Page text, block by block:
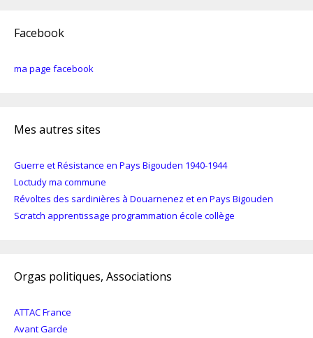
Facebook
ma page facebook
Mes autres sites
Guerre et Résistance en Pays Bigouden 1940-1944
Loctudy ma commune
Révoltes des sardinières à Douarnenez et en Pays Bigouden
Scratch apprentissage programmation école collège
Orgas politiques, Associations
ATTAC France
Avant Garde